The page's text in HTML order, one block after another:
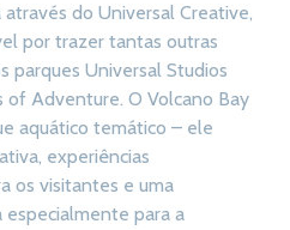
do Universal Creative,
por trazer tantas outras
parques Universal Studios
of Adventure. O Volcano Bay
aquático temático – ele
experiências
os visitantes e uma
especialmente para a